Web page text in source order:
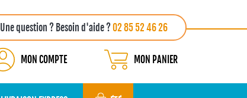
Une question ? Besoin d'aide ?02 85 52 46 26
MON COMPTE MON PANIER